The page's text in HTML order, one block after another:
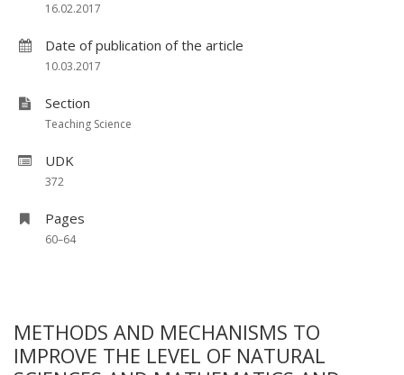
16.02.2017
Date of publication of the article
10.03.2017
Section
Teaching Science
UDK
372
Pages
60–64
METHODS AND MECHANISMS TO
IMPROVE THE LEVEL OF NATURAL